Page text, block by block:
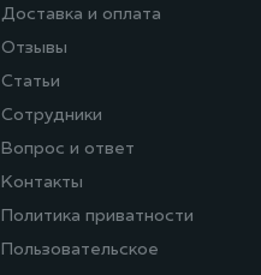
Доставка и оплата
Отзывы
Статьи
Сотрудники
Вопрос и ответ
Контакты
Политика приватности
Пользовательское